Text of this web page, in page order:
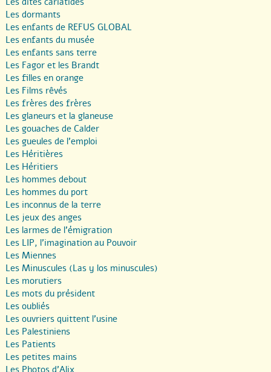
Les dormants
Les enfants de REFUS GLOBAL
Les enfants du musée
Les enfants sans terre
Les Fagor et les Brandt
Les filles en orange
Les Films rêvés
Les frères des frères
Les glaneurs et la glaneuse
Les gouaches de Calder
Les gueules de l’emploi
Les Héritières
Les Héritiers
Les hommes debout
Les hommes du port
Les inconnus de la terre
Les jeux des anges
Les larmes de l’émigration
Les LIP, l’imagination au Pouvoir
Les Miennes
Les Minuscules (Las y los minuscules)
Les morutiers
Les mots du président
Les oubliés
Les ouvriers quittent l’usine
Les Palestiniens
Les Patients
Les petites mains